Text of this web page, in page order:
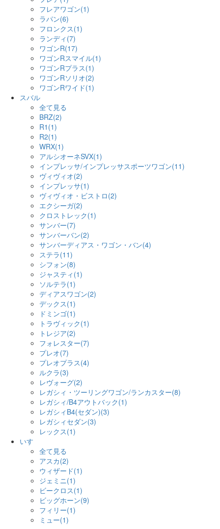
フレアワゴン(1)
ラパン(6)
フロンクス(1)
ランディ(7)
ワゴンR(17)
ワゴンRスマイル(1)
ワゴンRプラス(1)
ワゴンRソリオ(2)
ワゴンRワイド(1)
スバル
全て見る
BRZ(2)
R1(1)
R2(1)
WRX(1)
アルシオーネSVX(1)
インプレッサ/インプレッサスポーツワゴン(11)
ヴィヴィオ(2)
インプレッサ(1)
ヴィヴィオ・ビストロ(2)
エクシーガ(2)
クロストレック(1)
サンバー(7)
サンバーバン(2)
サンバーディアス・ワゴン・バン(4)
ステラ(11)
シフォン(8)
ジャスティ(1)
ソルテラ(1)
ディアスワゴン(2)
デックス(1)
ドミンゴ(1)
トラヴィック(1)
トレジア(2)
フォレスター(7)
プレオ(7)
プレオプラス(4)
ルクラ(3)
レヴォーグ(2)
レガシィ・ツーリングワゴン/ランカスター(8)
レガシィ/B4アウトバック(1)
レガシィB4(セダン)(3)
レガシィセダン(3)
レックス(1)
いすゞ
全て見る
アスカ(2)
ウィザード(1)
ジェミニ(1)
ビークロス(1)
ビッグホーン(9)
フィリー(1)
ミュー(1)